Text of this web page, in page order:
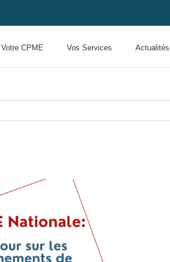
Votre CPME Vos Services Actualités